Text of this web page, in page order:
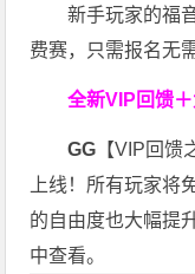
新手玩家的福
费赛，只需报名无
全新VIP回馈
GG 【VIP回
上线！所有玩家将
的自由度也大幅提
中查看。